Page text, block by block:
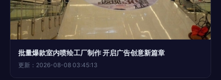
批量爆款室内喷绘工厂制作 开启广告创意新篇章
更新：2026-08-08 03:45:13